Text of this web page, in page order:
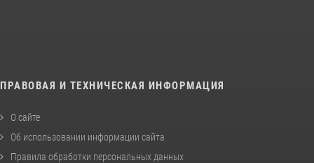
ПРАВОВАЯ И ТЕХНИЧЕСКАЯ ИНФОРМАЦИЯ
О сайте
Об использовании информации сайта
Правила обработки персональных данных